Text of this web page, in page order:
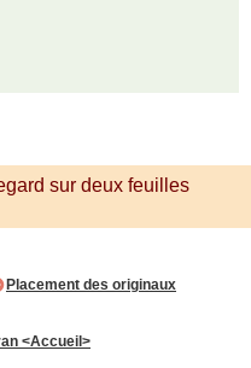
sur deux feuilles
Placement des originaux
<Accueil>